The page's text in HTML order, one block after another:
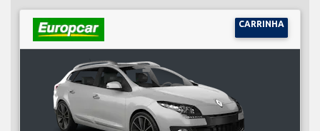
CARRINHA